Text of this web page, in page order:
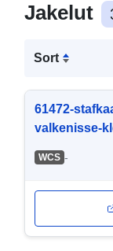
Jakelut
Sort
61472-
valkenisse-
WCS -